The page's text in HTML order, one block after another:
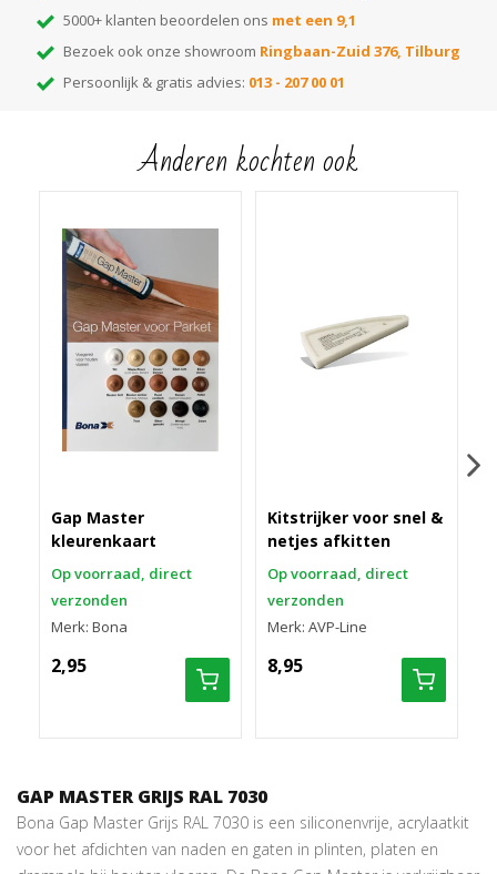
5000+ klanten beoordelen ons met een 9,1
Bezoek ook onze showroom Ringbaan-Zuid 376, Tilburg
Persoonlijk & gratis advies: 013 - 207 00 01
Anderen kochten ook
Gap Master
kleurenkaart
Op voorraad, direct
verzonden
Merk: Bona
2,95
Kitstrijker voor snel &
netjes afkitten
Op voorraad, direct
verzonden
Merk: AVP-Line
8,95
GAP MASTER GRIJS RAL 7030
Bona Gap Master Grijs RAL 7030 is een siliconenvrije, acrylaatkit
voor het afdichten van naden en gaten in plinten, platen en